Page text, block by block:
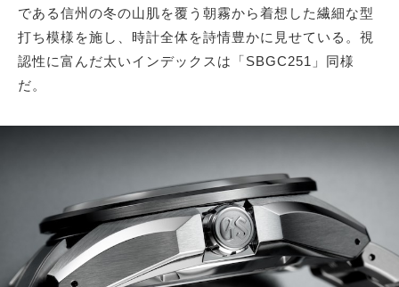
である信州の冬の山肌を覆う朝霧から着想した繊細な型
打ち模様を施し、時計全体を詩情豊かに見せている。視
認性に富んだ太いインデックスは「SBGC251」同様
だ。